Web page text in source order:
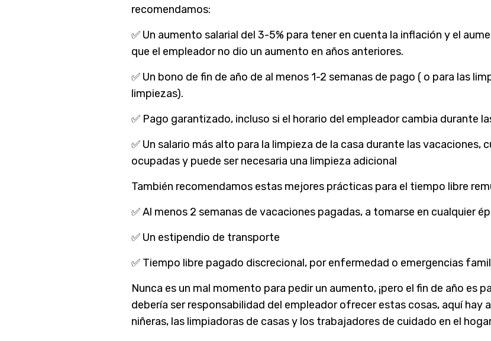
recomendamos:
✅ Un aumento salarial del 3-5% para tener en cuenta la inflación y el
que el empleador no dio un aumento en años anteriores.
✅ Un bono de fin de año de al menos 1-2 semanas de pago ( o para las
limpiezas).
✅ Pago garantizado, incluso si el horario del empleador cambia durante
✅ Un salario más alto para la limpieza de la casa durante las vacaciones,
ocupadas y puede ser necesaria una limpieza adicional
También recomendamos estas mejores prácticas para el tiempo libre
✅ Al menos 2 semanas de vacaciones pagadas, a tomarse en cualquier
✅ Un estipendio de transporte
✅ Tiempo libre pagado discrecional, por enfermedad o emergencias
Nunca es un mal momento para pedir un aumento, ¡pero el fin de año es
debería ser responsabilidad del empleador ofrecer estas cosas, aquí hay
niñeras, las limpiadoras de casas y los trabajadores de cuidado en el